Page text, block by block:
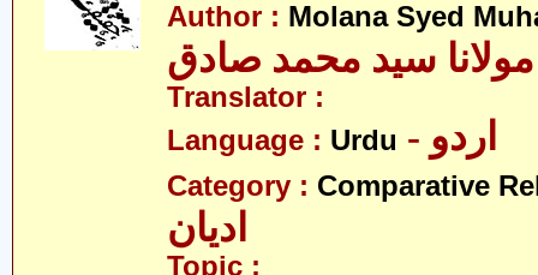
Author : Molana Syed
مولانا سید محمد صادق
Translator :
Language : Urdu - اردو
Category : Comparative
ادیان
Topic :